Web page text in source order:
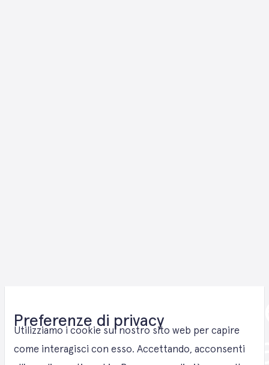
Preferenze di privacy
Utilizziamo i cookie sul nostro sito web per capire
come interagisci con esso. Accettando, acconsenti
Green
Solutions in